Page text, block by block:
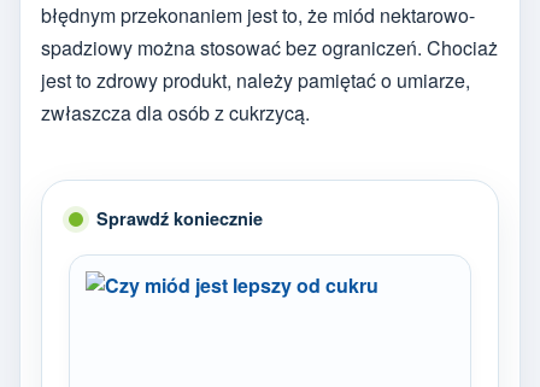
błędnym przekonaniem jest to, że miód nektarowo-
spadziowy można stosować bez ograniczeń. Chociaż
jest to zdrowy produkt, należy pamiętać o umiarze,
zwłaszcza dla osób z cukrzycą.
Sprawdź koniecznie